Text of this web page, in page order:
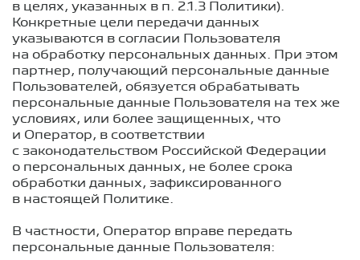
в целях, указанных в п. 2.1.3 Политики).
Конкретные цели передачи данных
указываются в согласии Пользователя
на обработку персональных данных. При этом
партнер, получающий персональные данные
Пользователей, обязуется обрабатывать
персональные данные Пользователя на тех же
условиях, или более защищенных, что
и Оператор, в соответствии
с законодательством Российской Федерации
о персональных данных, не более срока
обработки данных, зафиксированного
в настоящей Политике.
В частности, Оператор вправе передать
персональные данные Пользователя: